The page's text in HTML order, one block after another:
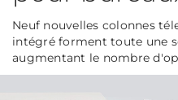
Neuf nouvelles colonnes
intégré forment toute une
augmentant le nombre